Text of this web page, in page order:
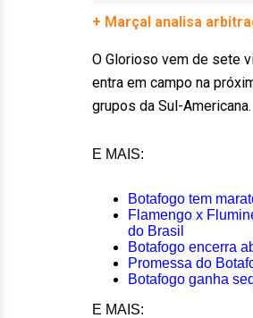
+ Marçal analisa
O Glorioso vem de sete
entra em campo na
grupos da Sul-Americana.
E MAIS:
Botafogo tem
Flamengo x
do Brasil
Botafogo encerra
Promessa do
Botafogo ganha
E MAIS: